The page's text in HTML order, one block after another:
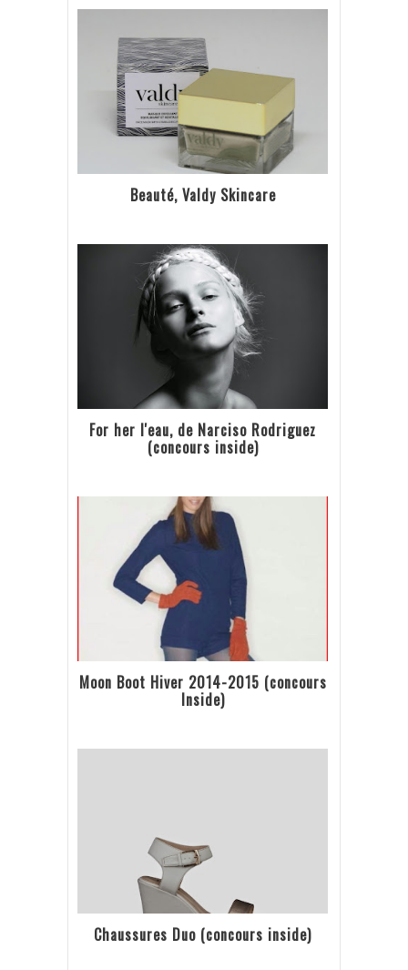
Beauté, Valdy Skincare
For her l'eau, de Narciso Rodriguez
(concours inside)
Moon Boot Hiver 2014-2015 (concours
Inside)
Chaussures Duo (concours inside)